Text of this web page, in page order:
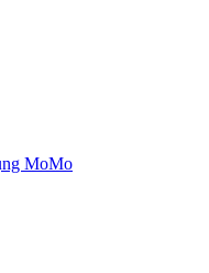
MoMo